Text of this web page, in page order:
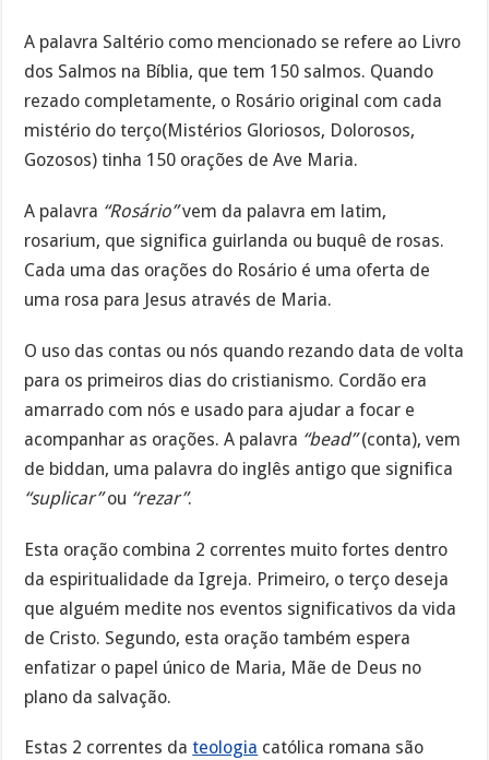
A palavra Saltério como mencionado se refere ao Livro
dos Salmos na Bíblia, que tem 150 salmos. Quando
rezado completamente, o Rosário original com cada
mistério do terço(Mistérios Gloriosos, Dolorosos,
Gozosos) tinha 150 orações de Ave Maria.
A palavra “Rosário”vem da palavra em latim,
rosarium, que significa guirlanda ou buquê de rosas.
Cada uma das orações do Rosário é uma oferta de
uma rosa para Jesus através de Maria.
O uso das contas ou nós quando rezando data de volta
para os primeiros dias do cristianismo. Cordão era
amarrado com nós e usado para ajudar a focar e
acompanhar as orações. A palavra “bead”(conta), vem
de biddan, uma palavra do inglês antigo que significa
“suplicar”ou “rezar”.
Esta oração combina 2 correntes muito fortes dentro
da espiritualidade da Igreja. Primeiro, o terço deseja
que alguém medite nos eventos significativos da vida
de Cristo. Segundo, esta oração também espera
enfatizar o papel único de Maria, Mãe de Deus no
plano da salvação.
Estas 2 correntes dateologia católica romana são